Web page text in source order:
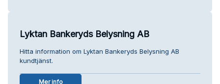
Lyktan Bankeryds Belysning AB
Hitta information om Lyktan Bankeryds Belysning AB
kundtjänst.
Mer info